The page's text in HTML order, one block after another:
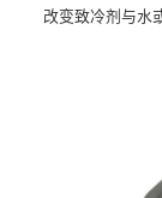
改变致冷剂与水